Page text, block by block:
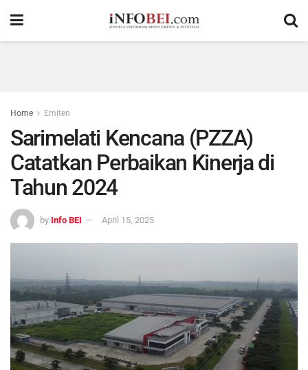
Home Emiten
Sarimelati Kencana (PZZA)
Catatkan Perbaikan Kinerja di
Tahun 2024
by Info BEI April 15, 2025